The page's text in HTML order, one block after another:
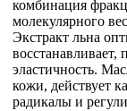
комбинация
молекулярного
Экстракт льна
эластичность.
кожи, действует
радикалы и